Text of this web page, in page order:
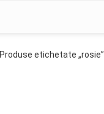
Produse etichetate „rosie”